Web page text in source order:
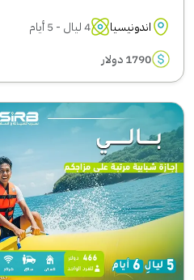
اندونيسيا
4 ليال - 5 أيام
1790 دولار